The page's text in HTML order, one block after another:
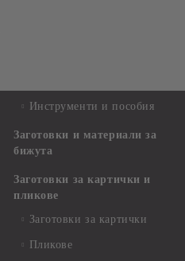
Инструменти и пособия
Заготовки и материали за
бижута
Заготовки за картички и
пликове
Заготовки за картички
Пликове